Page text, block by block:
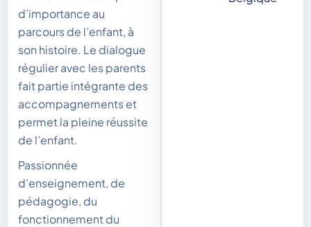
d’importance au
parcours de l’enfant, à
son histoire. Le dialogue
régulier avec les parents
fait partie intégrante des
accompagnements et
permet la pleine réussite
de l’enfant.
Passionnée
d’enseignement, de
pédagogie, du
fonctionnement du